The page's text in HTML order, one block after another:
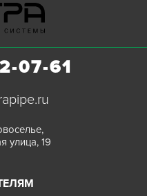
07-61
улица, 19